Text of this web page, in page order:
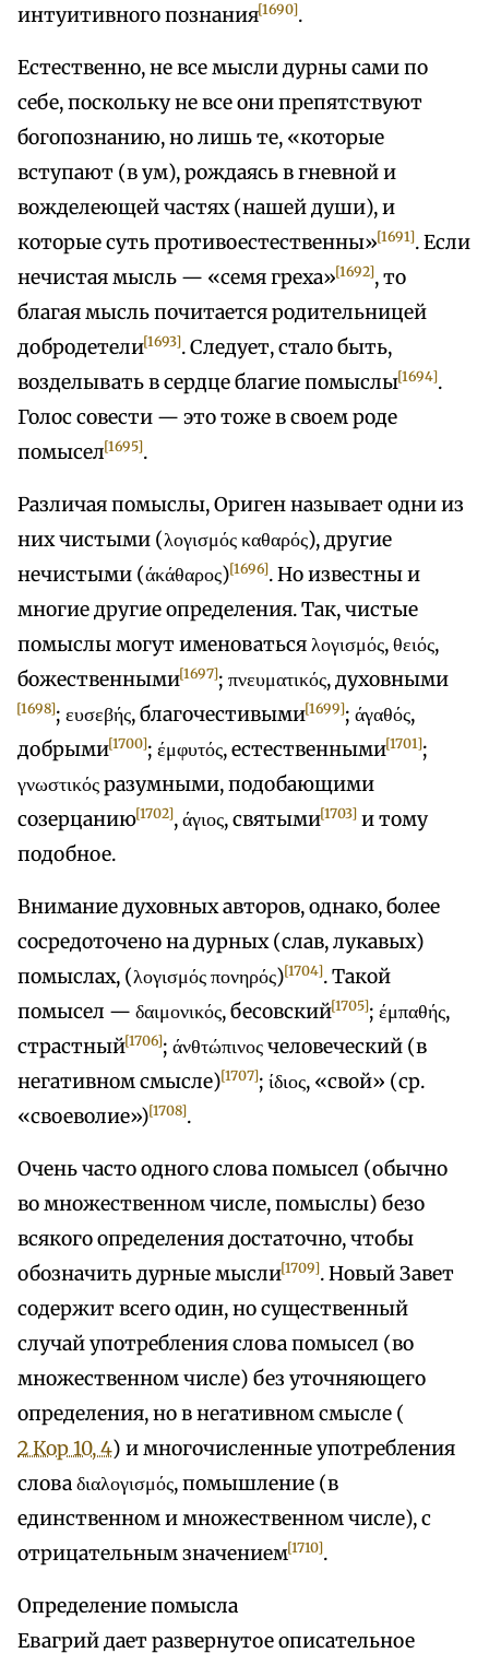
интуитивного познания[1690].
Естественно, не все мысли дурны сами по
себе, поскольку не все они препятствуют
богопознанию, но лишь те, «которые
вступают (в ум), рождаясь в гневной и
вожделеющей частях (нашей души), и
которые суть противоестественны»[1691]. Если
нечистая мысль — «семя греха»[1692], то
благая мысль почитается родительницей
добродетели[1693]. Следует, стало быть,
возделывать в сердце благие помыслы[1694].
Голос совести — это тоже в своем роде
помысел[1695].
Различая помыслы, Ориген называет одни из
них чистыми (λογισμός καθαρός), другие
нечистыми (άκάθαρος)[1696]. Но известны и
многие другие определения. Так, чистые
помыслы могут именоваться λογισμός, θειός,
божественными[1697]; πνευματικός, духовными
[1698]; ευσεβής, благочестивыми[1699]; άγαθός,
добрыми[1700]; έμφυτός, естественными[1701];
γνωστικός разумными, подобающими
созерцанию[1702], άγιος, святыми[1703] и тому
подобное.
Внимание духовных авторов, однако, более
сосредоточено на дурных (слав, лукавых)
помыслах, (λογισμός πονηρός)[1704]. Такой
помысел — δαιμονικός, бесовский[1705]; έμπαθής,
страстный[1706]; άνθτώπινος человеческий (в
негативном смысле)[1707]; ίδιος, «свой» (ср.
«своеволие»)[1708].
Очень часто одного слова помысел (обычно
во множественном числе, помыслы) безо
всякого определения достаточно, чтобы
обозначить дурные мысли[1709]. Новый Завет
содержит всего один, но существенный
случай употребления слова помысел (во
множественном числе) без уточняющего
определения, но в негативном смысле (
2 Кор 10, 4) и многочисленные употребления
слова διαλογισμός, помышление (в
единственном и множественном числе), с
отрицательным значением[1710].
Определение помысла
Евагрий дает развернутое описательное